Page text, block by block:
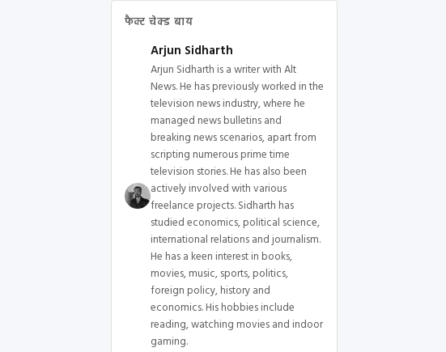
फैक्ट चेक्ड बाय
Arjun Sidharth
Arjun Sidharth is a writer with Alt
News. He has previously worked in the
television news industry, where he
managed news bulletins and
breaking news scenarios, apart from
scripting numerous prime time
television stories. He has also been
actively involved with various
freelance projects. Sidharth has
studied economics, political science,
international relations and journalism.
He has a keen interest in books,
movies, music, sports, politics,
foreign policy, history and
economics. His hobbies include
reading, watching movies and indoor
gaming.